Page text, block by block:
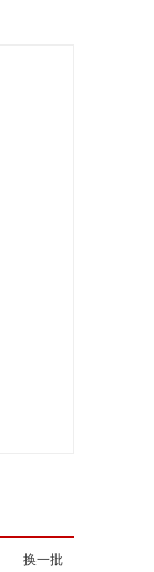
换一批